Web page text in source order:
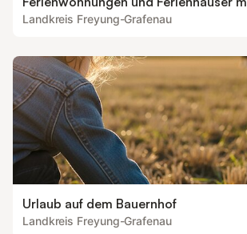
Landkreis Freyung-Grafenau
Urlaub auf dem Bauernhof
Landkreis Freyung-Grafenau